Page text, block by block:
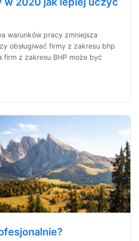
warunków pracy zmniejsza
obsługiwać firmy z zakresu bhp
firm z zakresu BHP może być